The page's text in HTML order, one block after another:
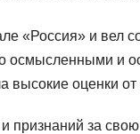
«Россия» и вел
осмысленными и
высокие оценки от
признаний за